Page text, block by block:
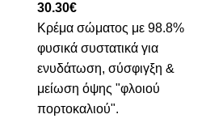
30.30€
Κρέμα σώματος με 98.8%
φυσικά συστατικά για
ενυδάτωση, σύσφιγξη &
μείωση όψης "φλοιού
πορτοκαλιού".